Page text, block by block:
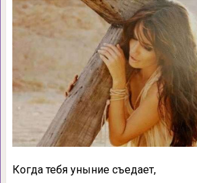
Когда тебя уныние съедает,